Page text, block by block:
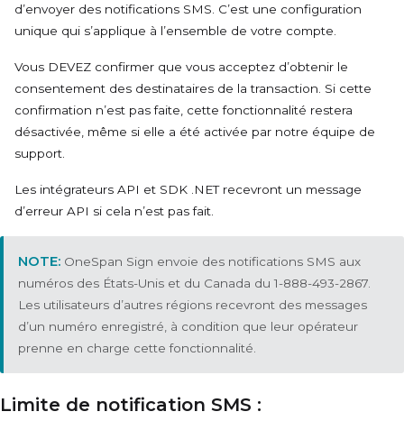
d’envoyer des notifications SMS. C’est une configuration
unique qui s’applique à l’ensemble de votre compte.
Vous DEVEZ confirmer que vous acceptez d’obtenir le
consentement des destinataires de la transaction. Si cette
confirmation n’est pas faite, cette fonctionnalité restera
désactivée, même si elle a été activée par notre équipe de
support.
Les intégrateurs API et SDK .NET recevront un message
d’erreur API si cela n’est pas fait.
OneSpan Sign envoie des notifications SMS aux
numéros des États-Unis et du Canada du 1-888-493-2867.
Les utilisateurs d’autres régions recevront des messages
d’un numéro enregistré, à condition que leur opérateur
prenne en charge cette fonctionnalité.
Limite de notification SMS :